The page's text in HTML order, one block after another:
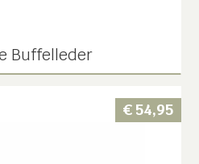
Buffelleder
€54,95